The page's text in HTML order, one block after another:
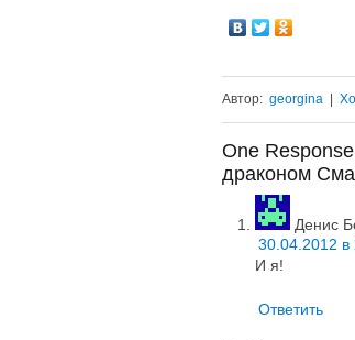
Автор: georgina
One
драконом
Денис
30.04.2012 в
И я!
Ответить